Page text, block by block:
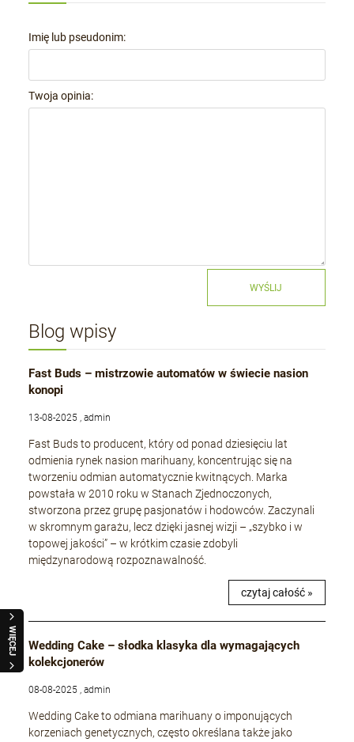
WIĘCEJ
Imię lub pseudonim:
Twoja opinia:
WYŚLIJ
Blog wpisy
Fast Buds – mistrzowie automatów w świecie nasion
konopi
13-08-2025 , admin
Fast Buds to producent, który od ponad dziesięciu lat
odmienia rynek nasion marihuany, koncentrując się na
tworzeniu odmian automatycznie kwitnących. Marka
powstała w 2010 roku w Stanach Zjednoczonych,
stworzona przez grupę pasjonatów i hodowców. Zaczynali
w skromnym garażu, lecz dzięki jasnej wizji – „szybko i w
topowej jakości” – w krótkim czasie zdobyli
międzynarodową rozpoznawalność.
czytaj całość »
Wedding Cake – słodka klasyka dla wymagających
kolekcjonerów
08-08-2025 , admin
Wedding Cake to odmiana marihuany o imponujących
korzeniach genetycznych, często określana także jako